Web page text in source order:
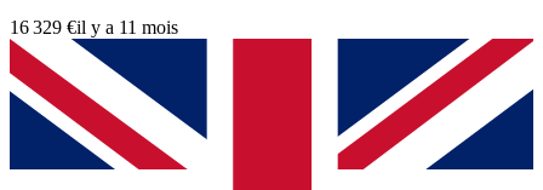
16 329 €il y a 11 mois